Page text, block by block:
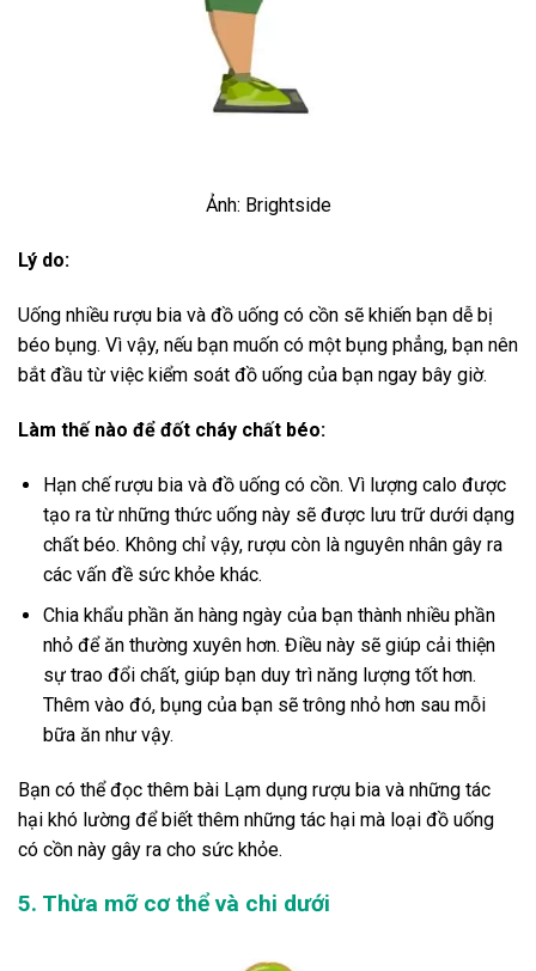
Ảnh: Brightside
Lý do:
Uống nhiều rượu bia và đồ uống có cồn sẽ khiến bạn dễ bị
béo bụng. Vì vậy, nếu bạn muốn có một bụng phẳng, bạn nên
bắt đầu từ việc kiểm soát đồ uống của bạn ngay bây giờ.
Làm thế nào để đốt cháy chất béo:
Hạn chế rượu bia và đồ uống có cồn. Vì lượng calo được
tạo ra từ những thức uống này sẽ được lưu trữ dưới dạng
chất béo. Không chỉ vậy, rượu còn là nguyên nhân gây ra
các vấn đề sức khỏe khác.
Chia khẩu phần ăn hàng ngày của bạn thành nhiều phần
nhỏ để ăn thường xuyên hơn. Điều này sẽ giúp cải thiện
sự trao đổi chất, giúp bạn duy trì năng lượng tốt hơn.
Thêm vào đó, bụng của bạn sẽ trông nhỏ hơn sau mỗi
bữa ăn như vậy.
Bạn có thể đọc thêm bài Lạm dụng rượu bia và những tác
hại khó lường để biết thêm những tác hại mà loại đồ uống
có cồn này gây ra cho sức khỏe.
5. Thừa mỡ cơ thể và chi dưới